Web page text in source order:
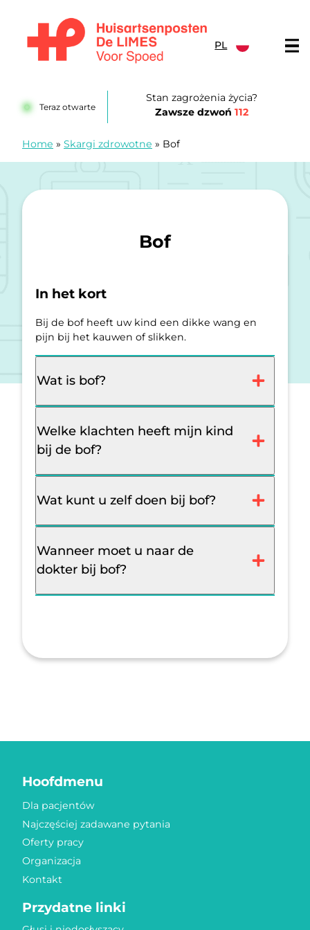
PL
Teraz otwarte
Stan zagrożenia życia?
Zawsze dzwoń 112
Home » Skargi zdrowotne » Bof
Bof
In het kort
Bij de bof heeft uw kind een dikke wang en
pijn bij het kauwen of slikken.
Wat is bof?
Welke klachten heeft mijn kind
bij de bof?
Wat kunt u zelf doen bij bof?
Wanneer moet u naar de
dokter bij bof?
Hoofdmenu
Dla pacjentów
Najczęściej zadawane pytania
Oferty pracy
Organizacja
Kontakt
Przydatne linki